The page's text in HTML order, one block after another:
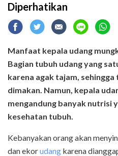
Diperhatikan
Manfaat kepala udang
Bagian tubuh udang yang
karena agak tajam,
dimakan. Namun, kepala
mengandung banyak nutrisi
kesehatan tubuh.
Kebanyakan orang akan
dan ekorudang karena